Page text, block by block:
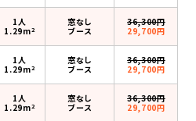
1人
1.29m2
窓なし
ブース
36,300円
29,700円
1人
1.29m2
窓なし
ブース
36,300円
29,700円
1人
1.29m2
窓なし
ブース
36,300円
29,700円